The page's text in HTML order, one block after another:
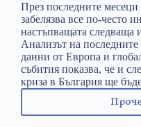
През последните
забелязва все по-често
настъпващата следваща
Анализът на
данни от Европа и
събития показва, че и
криза в България ще